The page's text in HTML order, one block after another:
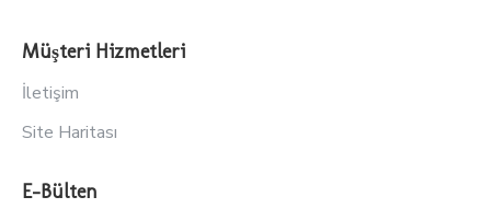
Müşteri Hizmetleri
İletişim
Site Haritası
E-Bülten